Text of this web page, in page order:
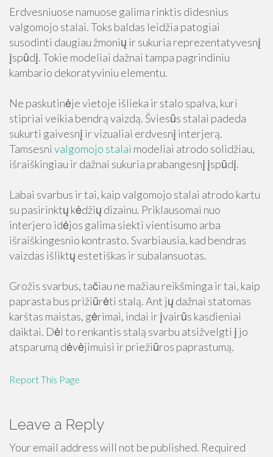
Erdvesniuose namuose galima rinktis didesnius
valgomojo stalai. Toks baldas leidžia patogiai
susodinti daugiau žmonių ir sukuria reprezentatyvesnį
įspūdį. Tokie modeliai dažnai tampa pagrindiniu
kambario dekoratyviniu elementu.
Ne paskutinėje vietoje išlieka ir stalo spalva, kuri
stipriai veikia bendrą vaizdą. Šviesūs stalai padeda
sukurti gaivesnį ir vizualiai erdvesnį interjerą.
Tamsesni valgomojo stalai modeliai atrodo solidžiau,
išraiškingiau ir dažnai sukuria prabangesnį įspūdį.
Labai svarbus ir tai, kaip valgomojo stalai atrodo kartu
su pasirinktų kėdžių dizainu. Priklausomai nuo
interjero idėjos galima siekti vientisumo arba
išraiškingesnio kontrasto. Svarbiausia, kad bendras
vaizdas išliktų estetiškas ir subalansuotas.
Grožis svarbus, tačiau ne mažiau reikšminga ir tai, kaip
paprasta bus prižiūrėti stalą. Ant jų dažnai statomas
karštas maistas, gėrimai, indai ir įvairūs kasdieniai
daiktai. Dėl to renkantis stalą svarbu atsižvelgti į jo
atsparumą dėvėjimuisi ir priežiūros paprastumą.
Report This Page
Leave a Reply
Your email address will not be published. Required